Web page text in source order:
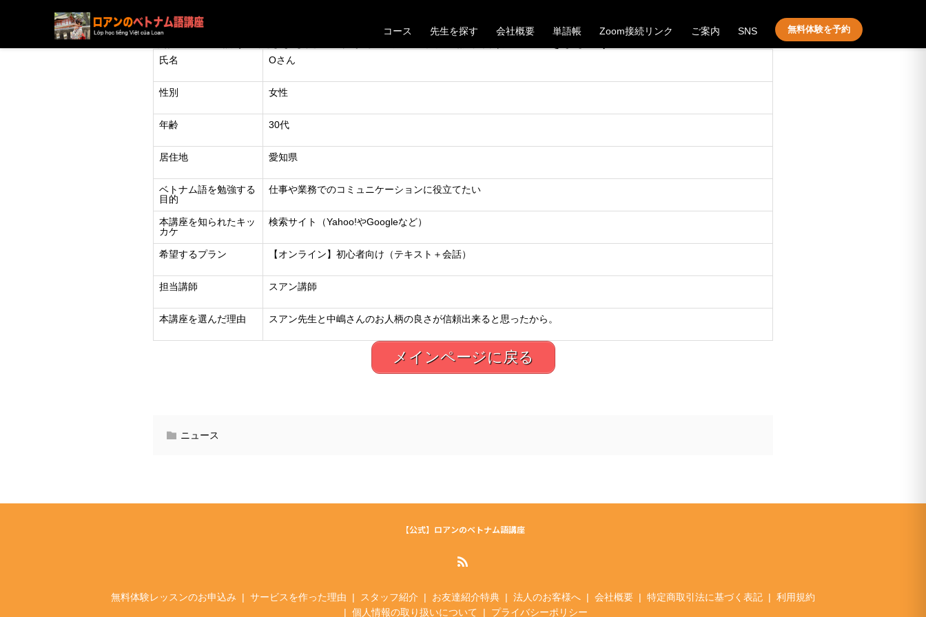
コース 先生を探す 会社概要 単語帳 Zoom接続リンク ご案内 SNS 無料体験を予約
氏名 Oさん
性別 女性
年齢 30代
居住地 愛知県
ベトナム語を勉強する
目的
仕事や業務でのコミュニケーションに役立てたい
本講座を知られたキッ
カケ
検索サイト（Yahoo!やGoogleなど）
希望するプラン 【オンライン】初心者向け（テキスト＋会話）
担当講師 スアン講師
本講座を選んだ理由 スアン先生と中嶋さんのお人柄の良さが信頼出来ると思ったから。
メインページに戻る
ニュース
【公式】ロアンのベトナム語講座
無料体験レッスンのお申込み サービスを作った理由 スタッフ紹介 お友達紹介特典 法人のお客様へ 会社概要 特定商取引法に基づく表記
利用規約
個人情報の取り扱いについて
プライバシーポリシー